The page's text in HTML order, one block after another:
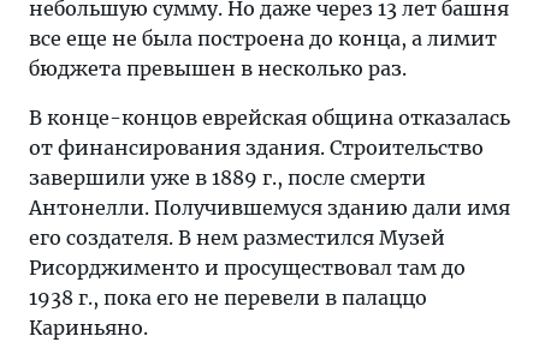
небольшую сумму. Но даже через 13 лет башня
все еще не была построена до конца, а лимит
бюджета превышен в несколько раз.
В конце-концов еврейская община отказалась
от финансирования здания. Строительство
завершили уже в 1889 г., после смерти
Антонелли. Получившемуся зданию дали имя
его создателя. В нем разместился Музей
Рисорджименто и просуществовал там до
1938 г., пока его не перевели в палаццо
Кариньяно.